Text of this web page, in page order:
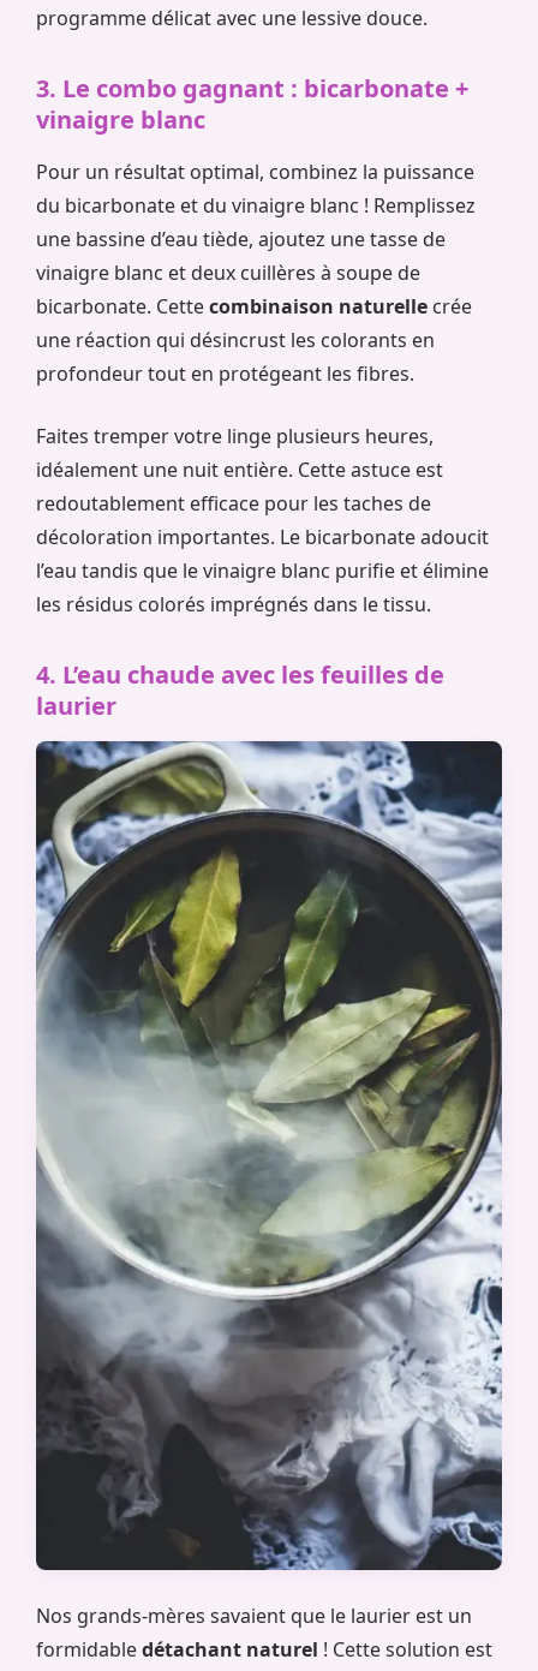
programme délicat avec une lessive douce.
3. Le combo gagnant : bicarbonate +
vinaigre blanc
Pour un résultat optimal, combinez la puissance
du bicarbonate et du vinaigre blanc ! Remplissez
une bassine d’eau tiède, ajoutez une tasse de
vinaigre blanc et deux cuillères à soupe de
bicarbonate. Cettecombinaison naturelle crée
une réaction qui désincrust les colorants en
profondeur tout en protégeant les fibres.
Faites tremper votre linge plusieurs heures,
idéalement une nuit entière. Cette astuce est
redoutablement efficace pour les taches de
décoloration importantes. Le bicarbonate adoucit
l’eau tandis que le vinaigre blanc purifie et élimine
les résidus colorés imprégnés dans le tissu.
4. L’eau chaude avec les feuilles de
laurier
Nos grands-mères savaient que le laurier est un
formidabledétachant naturel ! Cette solution est